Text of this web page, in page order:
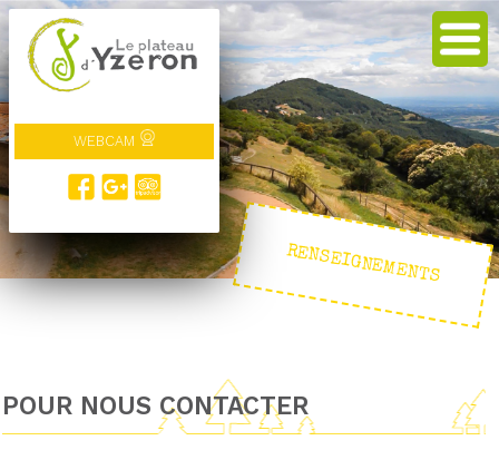
WEBCAM
RENSEIGNEMENTS
POUR NOUS CONTACTER